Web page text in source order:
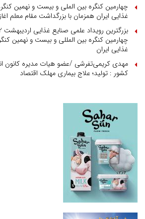
چهارمین کنگره بین الملی و بیست و نهمین
غذایی ایران همزمان با بزرگداشت مقام معلم
چهارمین کنگره بین المللی و بیست و نهمین
غذایی ایران
مهدی کریمی‌تفرشی /عضو هیات مدیره کانون
کشور : تولید؛ علاج بیماری مهلک اقتصاد